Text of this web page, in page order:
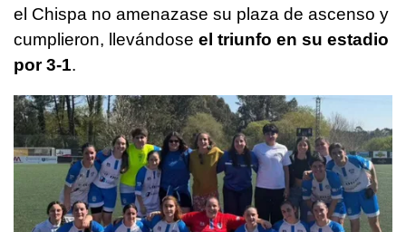
el Chispa no amenazase su plaza de ascenso y
cumplieron, llevándose el triunfo en su estadio
por 3-1.